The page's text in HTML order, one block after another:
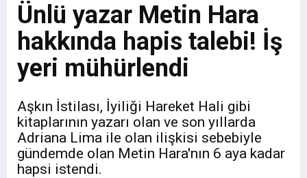
Ünlü yazar Metin Hara
hakkında hapis talebi! İş
yeri mühürlendi
Aşkın İstilası, İyiliği Hareket Hali gibi
kitaplarının yazarı olan ve son yıllarda
Adriana Lima ile olan ilişkisi sebebiyle
gündemde olan Metin Hara'nın 6 aya kadar
hapsi istendi.